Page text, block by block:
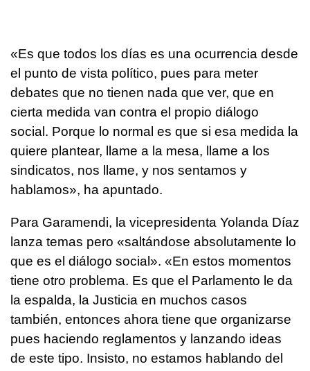
«Es que todos los días es una ocurrencia desde
el punto de vista político, pues para meter
debates que no tienen nada que ver, que en
cierta medida van contra el propio diálogo
social. Porque lo normal es que si esa medida la
quiere plantear, llame a la mesa, llame a los
sindicatos, nos llame, y nos sentamos y
hablamos», ha apuntado.
Para Garamendi, la vicepresidenta Yolanda Díaz
lanza temas pero «saltándose absolutamente lo
que es el diálogo social». «En estos momentos
tiene otro problema. Es que el Parlamento le da
la espalda, la Justicia en muchos casos
también, entonces ahora tiene que organizarse
pues haciendo reglamentos y lanzando ideas
de este tipo. Insisto, no estamos hablando del